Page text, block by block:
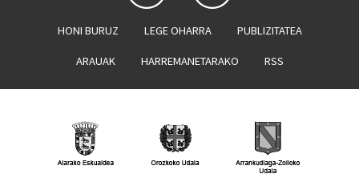
HONI BURUZ LEGE OHARRA PUBLIZITATEA
ARAUAK HARREMANETARAKO RSS